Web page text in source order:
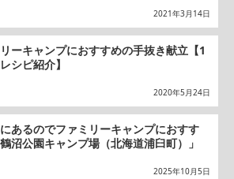
2021年3月14日
ーキャンプにおすすめの手抜き献立【1
シピ紹介】
2020年5月24日
あるのでファミリーキャンプにおすす
沼公園キャンプ場（北海道浦臼町）」
2025年10月5日